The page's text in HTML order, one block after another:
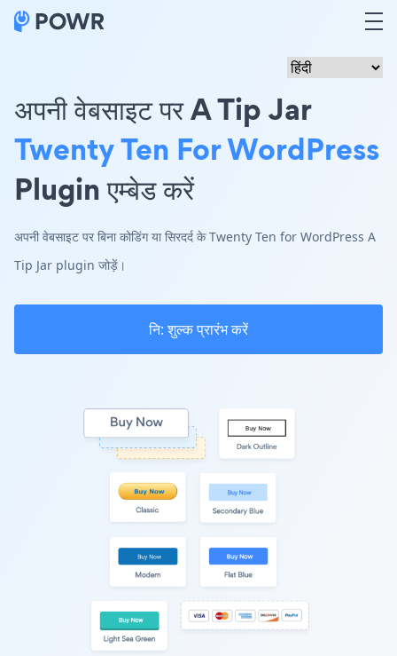
अपनी वेबसाइट पर A Tip Jar
Twenty Ten For WordPress
Plugin एम्बेड करें
अपनी वेबसाइट पर बिना कोडिंग या सिरदर्द के Twenty Ten for WordPress A
Tip Jar plugin जोड़ें।
नि: शुल्क प्रारंभ करें